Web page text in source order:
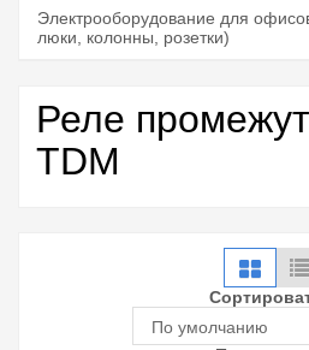
Электрооборудование для
люки, колонны, розетки)
Реле
TDM
По умолчанию